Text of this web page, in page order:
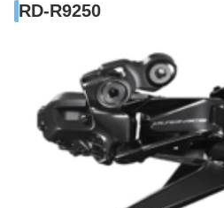
RD-R9250